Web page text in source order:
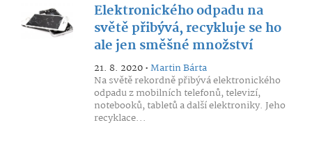
Elektronického odpadu na
světě přibývá, recykluje se ho
ale jen směšné množství
21. 8. 2020 •Martin Bárta
Na světě rekordně přibývá elektronického
odpadu z mobilních telefonů, televizí,
notebooků, tabletů a další elektroniky. Jeho
recyklace...